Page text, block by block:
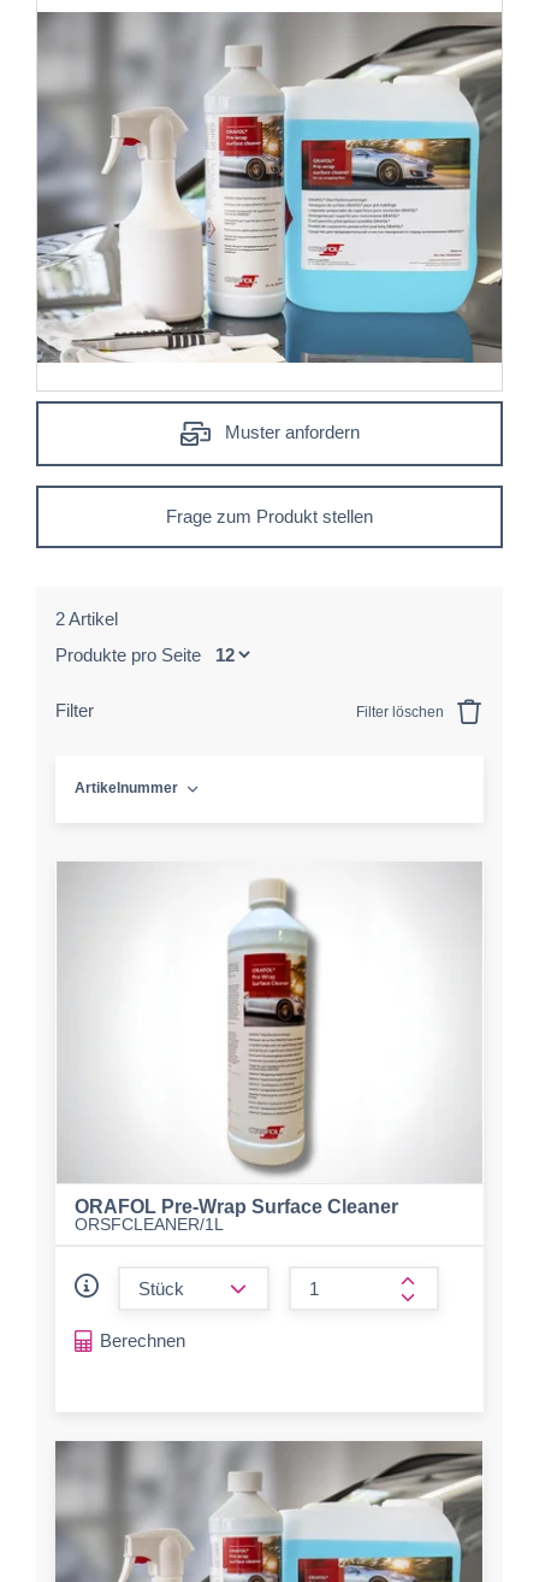
Muster anfordern
Frage zum Produkt stellen
2 Artikel
Produkte pro Seite
Filter Filter löschen
Artikelnummer
ORAFOL Pre-Wrap Surface Cleaner
ORSFCLEANER/1L
form.increase-
Berechnen